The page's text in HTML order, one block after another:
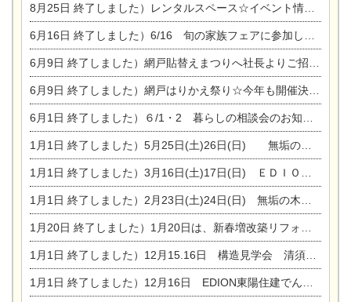
8月25日 終了しました）レンタルスペース☆イベント情報☆チャイルドアロマセラピスト
6月16日 終了しました）6/16 旬の家族フェアに参加します☆
6月9日 終了しました）網戸貼替えまつりへ社長よりご招待です♪
6月9日 終了しました）網戸はりかえ祭り☆今年も開催決定！
6月1日 終了しました）６/1・2 暮らしの相談会のお知らせ
1月1日 終了しました）5月25日(土)26日(日) 無垢の木の家体感見学会開催☆
1月1日 終了しました）3月16日(土)17日(日) ＥＤＩＯＮ東陽住建でんき館 総決算まつり
1月1日 終了しました）2月23日(土)24日(日) 無垢の木の家 完成見学会
1月20日 終了しました）1月20日は、新春増改築リフォームまつり＆家の修理祭り＆家電まつりです。
1月1日 終了しました）12月15.16日 構造見学会 清須市西枇杷島町弁天
1月1日 終了しました）12月16日 EDION東陽住建でんき OPEN第二弾イベント！！